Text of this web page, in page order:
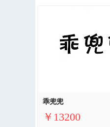
乖兜兜
￥13200